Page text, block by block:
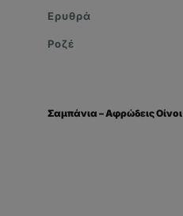
Ερυθρά
Ροζέ
Σαμπάνια – Αφρώδεις Οίνοι